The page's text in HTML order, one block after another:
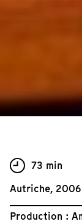
73 min
Autriche, 2006
Production :